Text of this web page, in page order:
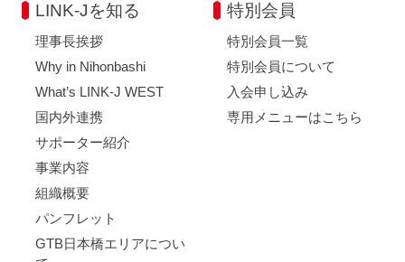
LINK-Jを知る
理事長挨拶
Why in Nihonbashi
What’s LINK-J WEST
国内外連携
サポーター紹介
事業内容
組織概要
パンフレット
GTB日本橋エリアについ
特別会員
特別会員一覧
特別会員について
入会申し込み
専用メニューはこちら